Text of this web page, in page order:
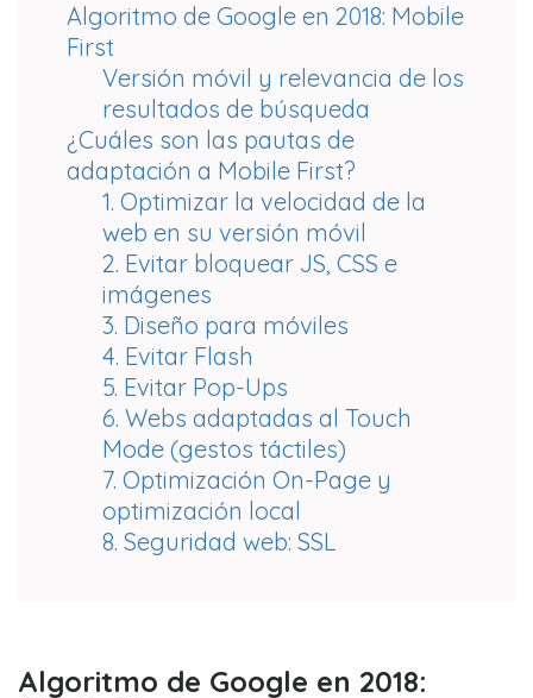
Algoritmo de Google en 2018: Mobile
First
Versión móvil y relevancia de los
resultados de búsqueda
¿Cuáles son las pautas de
adaptación a Mobile First?
1. Optimizar la velocidad de la
web en su versión móvil
2. Evitar bloquear JS, CSS e
imágenes
3. Diseño para móviles
4. Evitar Flash
5. Evitar Pop-Ups
6. Webs adaptadas al Touch
Mode (gestos táctiles)
7. Optimización On-Page y
optimización local
8. Seguridad web: SSL
Algoritmo de Google en 2018: